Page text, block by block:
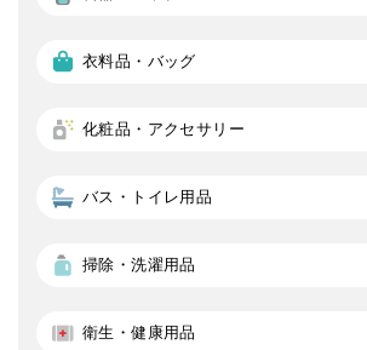
衣料品・バッグ
化粧品・アクセサリー
バス・トイレ用品
掃除・洗濯用品
衛生・健康用品